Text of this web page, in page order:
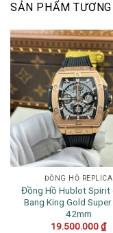
SẢN PHẨM
ĐỒNG HỒ REPLICA
Đồng Hồ Hublot Spirit
Bang King Gold
42mm
19.500.000₫